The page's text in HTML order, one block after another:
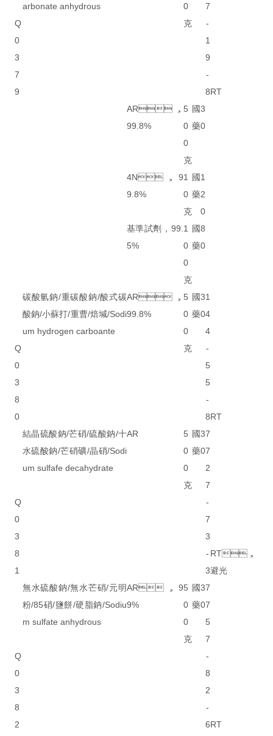
Q
0
3
7
9
arbonate anhydrous
0
克
7
-
1
9
-
8RT
AR，
99.8%
5
0
0
克
國
藥
3
0
4N，9
9.8%
1
0
克
國
藥
1
2
0
基準試劑，99.
5%
1
0
0
克
國
藥
8
0
Q
0
3
8
0
碳酸氫鈉/重碳酸鈉/酸式碳
酸鈉/小蘇打/重曹/焙堿/Sodi
um hydrogen carboante
AR，
99.8%
5
0
0
克
國
藥
3
0
1
4
4
-
5
5
-
8RT
Q
0
3
8
1
結晶硫酸鈉/芒硝/硫酸鈉/十
水硫酸鈉/芒硝礦/晶硝/Sodi
um sulfafe decahydrate
AR
5
0
0
克
國
藥
3
0
7
7
2
7
-
7
3
-
3
RT，
避光
Q
0
3
8
2
無水硫酸鈉/無水芒硝/元明
粉/85硝/鹽餅/硬脂鈉/Sodiu
m sulfate anhydrous
AR，9
9%
5
0
0
克
國
藥
3
0
7
7
5
7
-
8
2
-
6RT